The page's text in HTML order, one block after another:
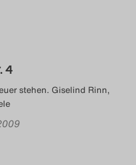
4
stehen. Giselind Rinn,